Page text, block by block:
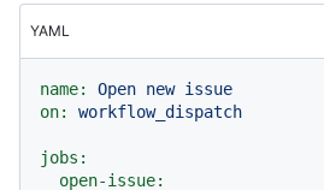
YAML
name: Open new issue
on:
workflow_dispatch
jobs:
open-issue: